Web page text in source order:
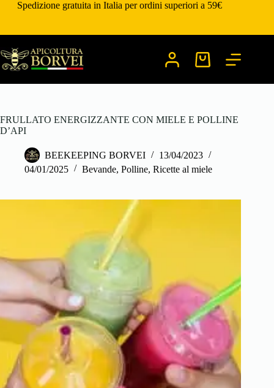
SaltaSpedizione gratuita in Italia per ordini superiori a 59€
Carrello
FRULLATO ENERGIZZANTE CON MIELE E POLLINE
D’API
BEEKEEPING BORVEI
13/04/2023
04/01/2025
Bevande, Polline, Ricette al miele